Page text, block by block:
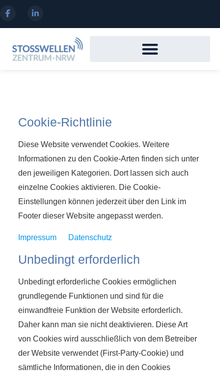
Cookie-Richtlinie
Diese Website verwendet Cookies. Weitere
Informationen zu den Cookie-Arten finden sich unter
den jeweiligen Kategorien. Dort lassen sich auch
einzelne Cookies aktivieren. Die Cookie-
Einstellungen können jederzeit über den Link im
Footer dieser Website angepasst werden.
Impressum Datenschutz
Unbedingt erforderlich
Unbedingt erforderliche Cookies ermöglichen
grundlegende Funktionen und sind für die
einwandfreie Funktion der Website erforderlich.
Daher kann man sie nicht deaktivieren. Diese Art
von Cookies wird ausschließlich von dem Betreiber
der Website verwendet (First-Party-Cookie) und
sämtliche Informationen, die in den Cookies